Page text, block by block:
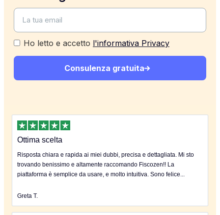
Ho letto e accetto l'informativa Privacy
Consulenza gratuita
Ottima scelta
Risposta chiara e rapida ai miei dubbi, precisa e dettagliata. Mi sto
trovando benissimo e altamente raccomando Fiscozen!! La
piattaforma è semplice da usare, e molto intuitiva. Sono felice...
Greta T.